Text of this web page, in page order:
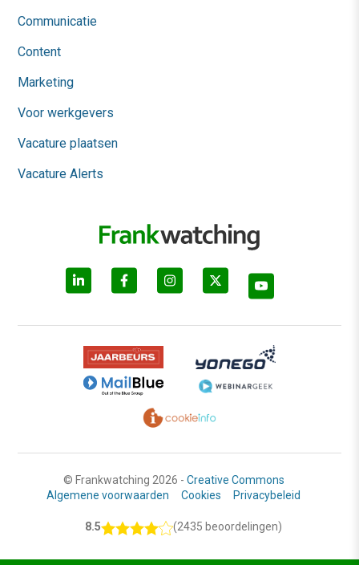
Communicatie
Content
Marketing
Voor werkgevers
Vacature plaatsen
Vacature Alerts
© Frankwatching 2026 - Creative Commons
Algemene voorwaarden
Cookies Privacybeleid
8.5 (2435 beoordelingen)